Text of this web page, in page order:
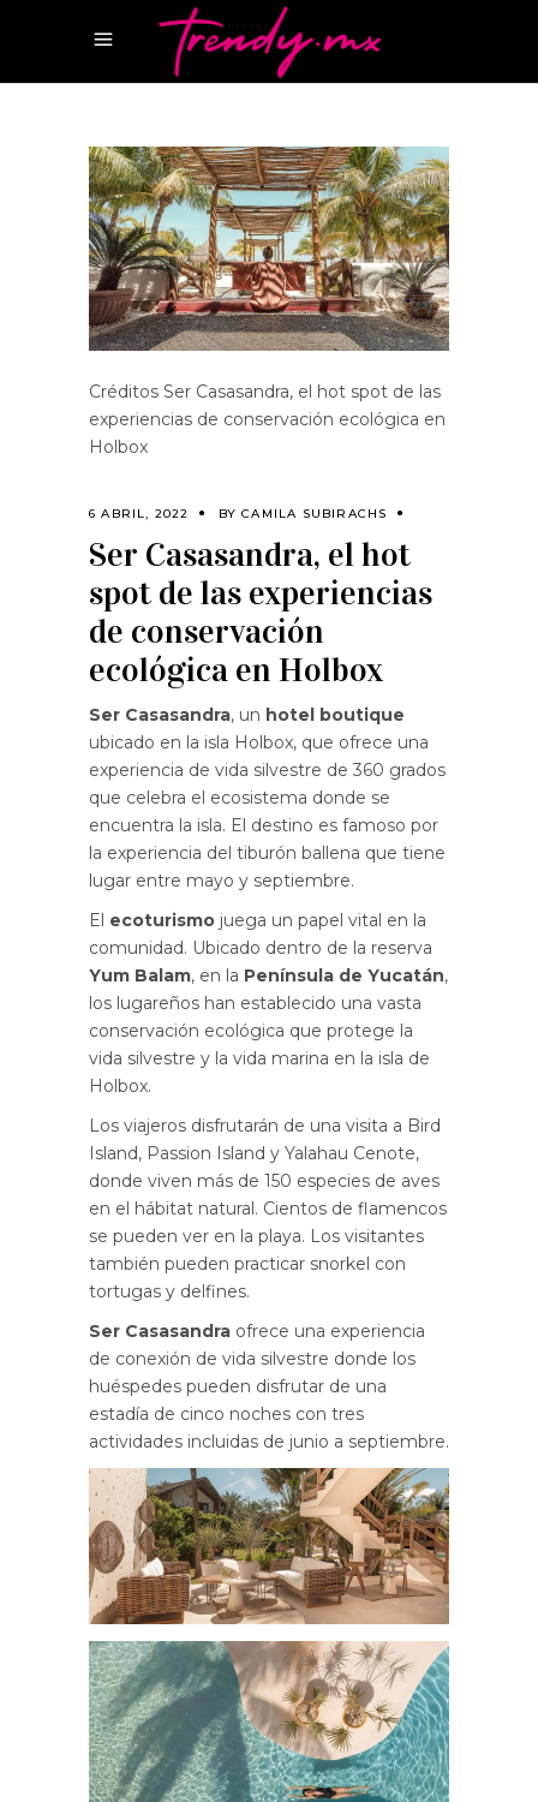
Créditos Ser Casasandra, el hot spot de las
experiencias de conservación ecológica en
Holbox
6 ABRIL, 2022 BYCAMILA SUBIRACHS
Ser Casasandra, el hot
spot de las experiencias
de conservación
ecológica en Holbox
Ser Casasandra, un hotel boutique
ubicado en la isla Holbox, que ofrece una
experiencia de vida silvestre de 360 grados
que celebra el ecosistema donde se
encuentra la isla. El destino es famoso por
la experiencia del tiburón ballena que tiene
lugar entre mayo y septiembre.
El ecoturismo juega un papel vital en la
comunidad. Ubicado dentro de la reserva
Yum Balam, en la Península de Yucatán,
los lugareños han establecido una vasta
conservación ecológica que protege la
vida silvestre y la vida marina en la isla de
Holbox.
Los viajeros disfrutarán de una visita a Bird
Island, Passion Island y Yalahau Cenote,
donde viven más de 150 especies de aves
en el hábitat natural. Cientos de flamencos
se pueden ver en la playa. Los visitantes
también pueden practicar snorkel con
tortugas y delfines.
Ser Casasandra ofrece una experiencia
de conexión de vida silvestre donde los
huéspedes pueden disfrutar de una
estadía de cinco noches con tres
actividades incluidas de junio a septiembre.